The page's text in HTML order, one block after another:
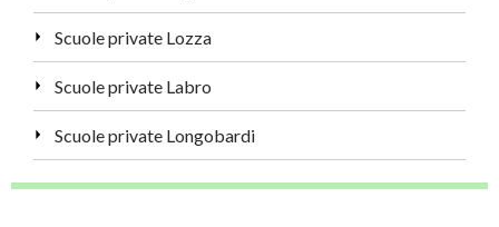
Scuole private Lozza
Scuole private Labro
Scuole private Longobardi